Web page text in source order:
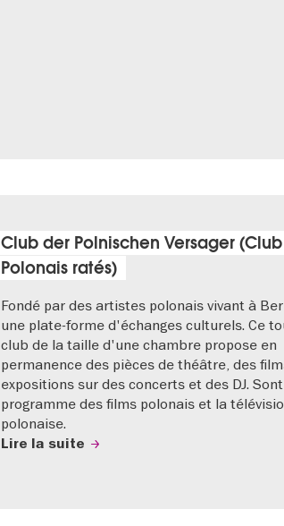
Club der Polnischen Versager
Polonais ratés)
Fondé par des artistes polonais vivant à
une plate-forme d'échanges culturels. Ce
club de la taille d'une chambre propose en
permanence des pièces de théâtre, des
expositions sur des concerts et des DJ.
programme des films polonais et la
polonaise.
Lire la suite